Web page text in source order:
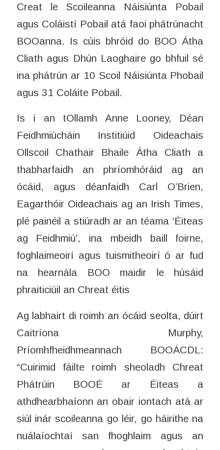
Creat le Scoileanna Náisiúnta Pobail
agus Coláistí Pobail atá faoi phátrúnacht
BOOanna. Is cúis bhróid do BOO Átha
Cliath agus Dhún Laoghaire go bhfuil sé
ina phátrún ar 10 Scoil Náisiúnta Phobail
agus 31 Coláite Pobail.
Is í an tOllamh Anne Looney, Déan
Feidhmiúcháin Institiúid Oideachais
Ollscoil Chathair Bhaile Átha Cliath a
thabharfaidh an phríomhóráid ag an
ócáid, agus déanfaidh Carl O’Brien,
Eagarthóir Oideachais ag an Irish Times,
plé painéil a stiúradh ar an téama ‘Éiteas
ag Feidhmiú’, ina mbeidh baill foirne,
foghlaimeoirí agus tuismitheoirí ó ar fud
na hearnála BOO maidir le húsáid
phraiticiúil an Chreat éitis
Ag labhairt di roimh an ócáid seolta, dúirt
Caitríona Murphy,
Príomhfheidhmeannach BOOÁCDL:
“Cuirimid fáilte roimh sheoladh Chreat
Phátrúin BOOÉ ar Éiteas a
athdhearbhaíonn an obair iontach atá ar
siúl inár scoileanna go léir, go háirithe na
nuálaíochtaí san fhoghlaim agus an